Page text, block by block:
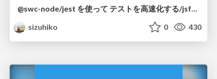
sizuhiko
0 430